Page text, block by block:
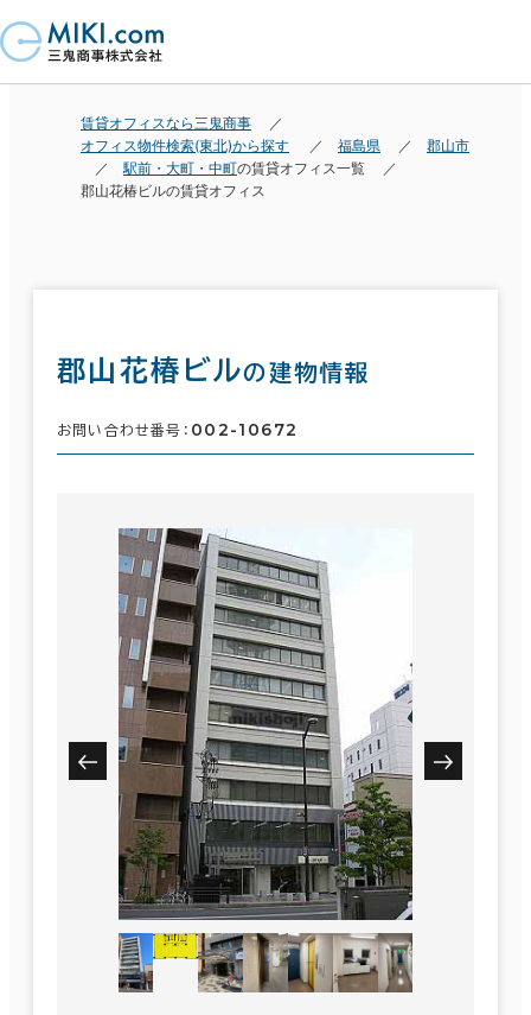
賃貸オフィスなら三鬼商事
オフィス物件検索(東北)から探す
福島県
郡山市
駅前・大町・中町の賃貸オフィス一覧
郡山花椿ビルの賃貸オフィス
郡山花椿ビルの建物情報
お問い合わせ番号： 002-10672